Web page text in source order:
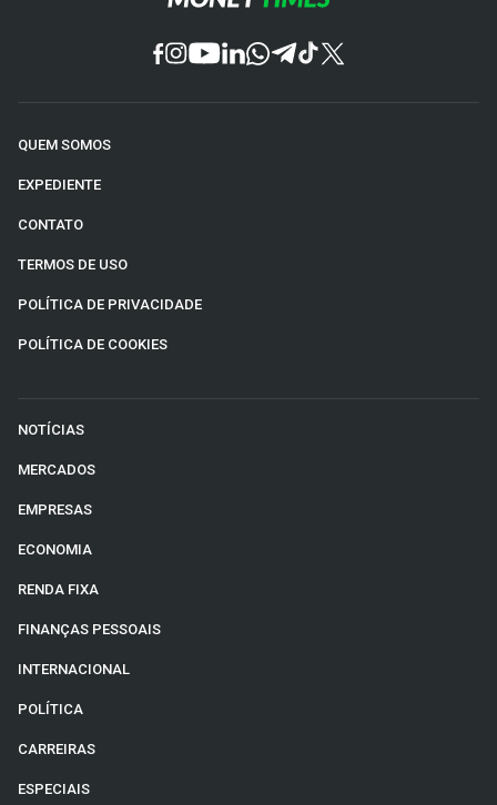
QUEM SOMOS
EXPEDIENTE
CONTATO
TERMOS DE USO
POLÍTICA DE PRIVACIDADE
POLÍTICA DE COOKIES
NOTÍCIAS
MERCADOS
EMPRESAS
ECONOMIA
RENDA FIXA
FINANÇAS PESSOAIS
INTERNACIONAL
POLÍTICA
CARREIRAS
ESPECIAIS